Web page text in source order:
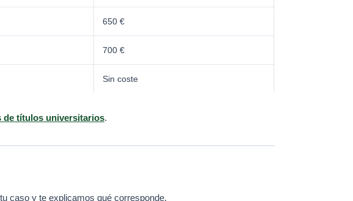
650 €
700 €
Sin coste
de títulos universitarios.
caso y te explicamos qué corresponde.